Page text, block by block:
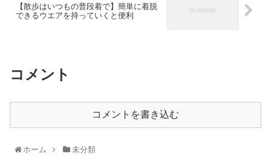
【散歩はいつもの普段着で】簡単に着脱
できるウエアを持っていくと便利
コメント
コメントを書き込む
ホーム 未分類